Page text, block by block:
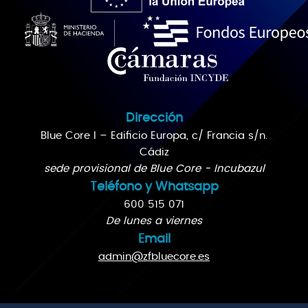
Dirección
Blue Core I – Edificio Europa, c/ Francia s/n.
Cádiz
sede provisional de Blue Core - Incubazul
Teléfono y Whatsapp
600 515 071
De lunes a viernes
Email
admin@zfbluecore.es